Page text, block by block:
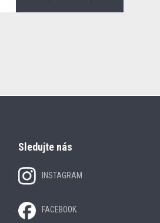
Sledujte nás
INSTAGRAM
FACEBOOK